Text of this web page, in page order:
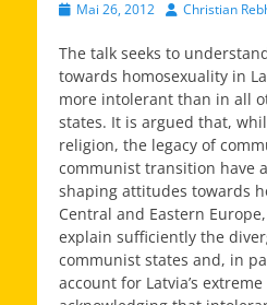
Veröffentlicht
Mai 26, 2012 AutorChristian
The talk seeks to
towards homosexuality in
more intolerant than in all
states. It is argued that,
religion, the legacy of
communist transition have
shaping attitudes towards
Central and Eastern
explain sufficiently the
communist states and, in
account for Latvia’s